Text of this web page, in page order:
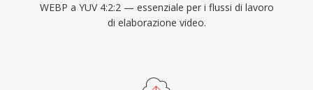
WEBP a YUV 4:2:2 — essenziale per i flussi di lavoro
di elaborazione video.